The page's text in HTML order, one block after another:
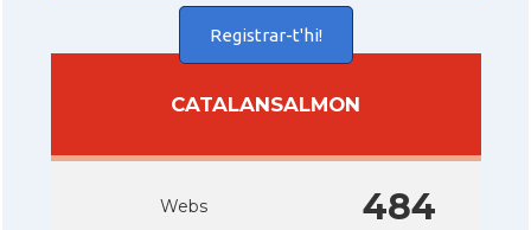
Registrar-t'hi!
CATALANSALMON
Webs 484